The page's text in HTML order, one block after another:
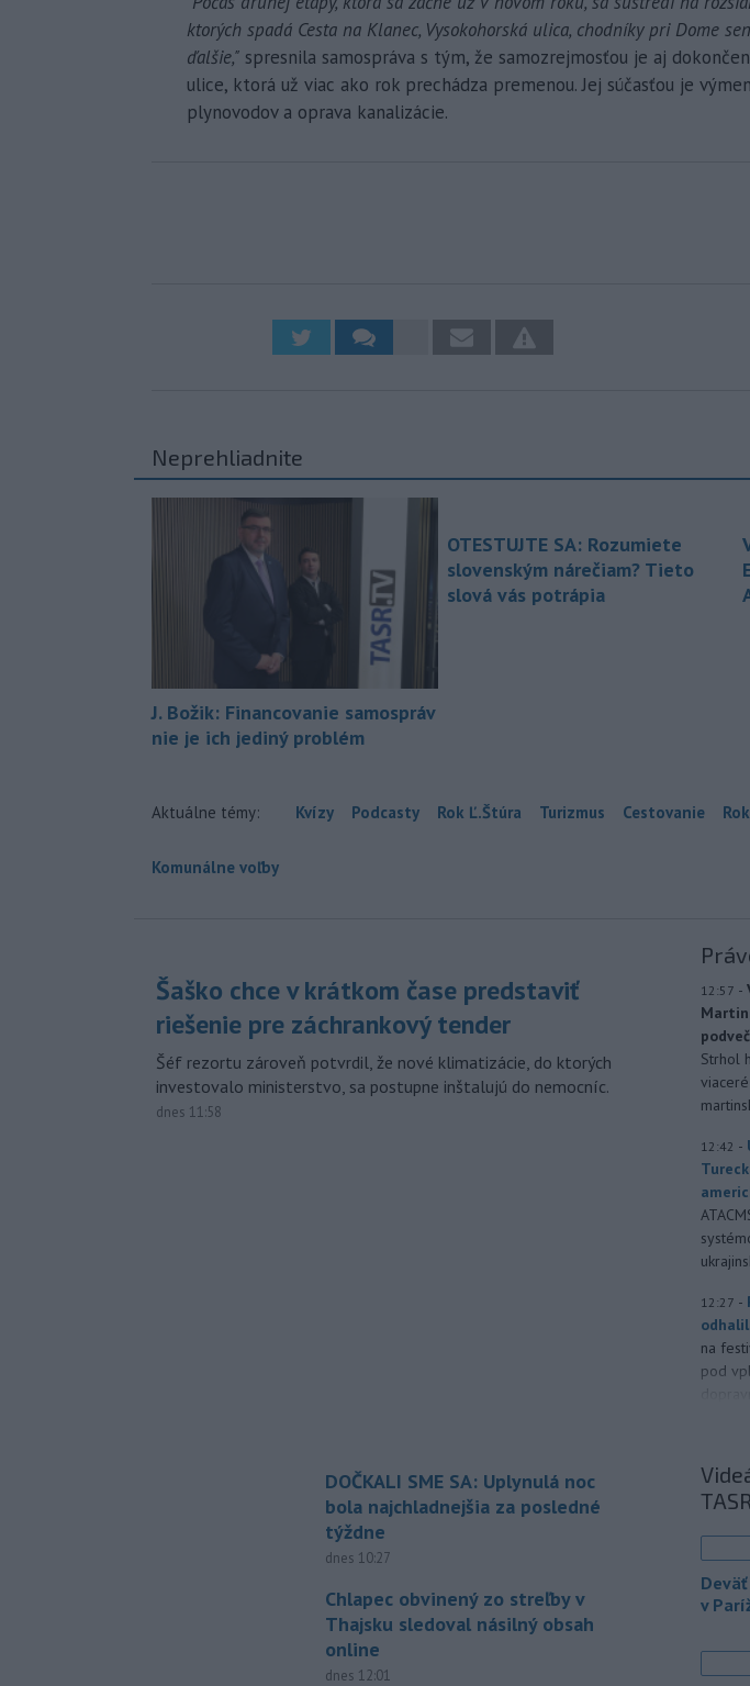
ktorých spadá Cesta na Klanec, Vysokohorská ulica, chodníky pri Dome
ďalšie," spresnila samospráva s tým, že samozrejmosťou je aj
ulice, ktorá už viac ako rok prechádza premenou. Jej súčasťou je
plynovodov a oprava kanalizácie.
Neprehliadnite
J. Božik: Financovanie samospráv
nie je ich jediný problém
OTESTUJTE SA: Rozumiete
slovenským nárečiam? Tieto
slová vás potrápia
Aktuálne témy: Kvízy Podcasty Rok Ľ.Štúra Turizmus Cestovanie
Komunálne voľby
Šaško chce v krátkom čase predstaviť
riešenie pre záchrankový tender
Šéf rezortu zároveň potvrdil, že nové klimatizácie, do ktorých
investovalo ministerstvo, sa postupne inštalujú do nemocníc.
dnes 11:58
DOČKALI SME SA: Uplynulá noc
bola najchladnejšia za posledné
týždne
dnes 10:27
Chlapec obvinený zo streľby v
Thajsku sledoval násilný obsah
online
dnes 12:01
12:57 -
Strhol
12:42 -
12:27 -
na
pod
12:22 -
škody.
správy
v